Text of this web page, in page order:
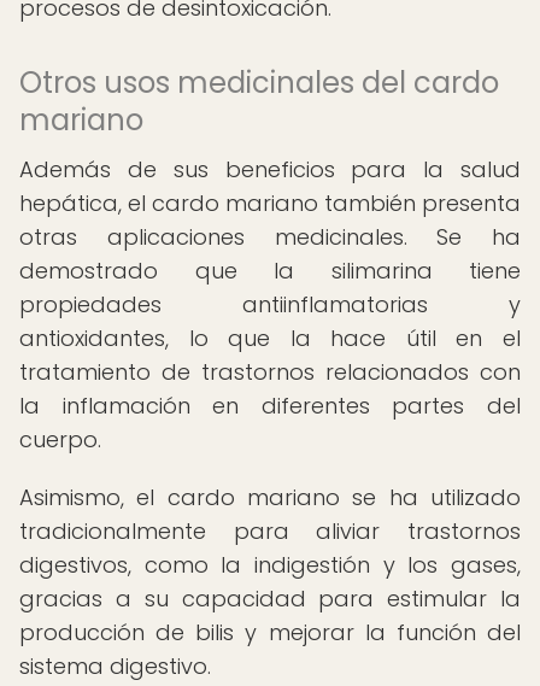
procesos de desintoxicación.
Otros usos medicinales del cardo
mariano
Además de sus beneficios para la salud
hepática, el cardo mariano también presenta
otras aplicaciones medicinales. Se ha
demostrado que la silimarina tiene
propiedades antiinflamatorias y
antioxidantes, lo que la hace útil en el
tratamiento de trastornos relacionados con
la inflamación en diferentes partes del
cuerpo.
Asimismo, el cardo mariano se ha utilizado
tradicionalmente para aliviar trastornos
digestivos, como la indigestión y los gases,
gracias a su capacidad para estimular la
producción de bilis y mejorar la función del
sistema digestivo.